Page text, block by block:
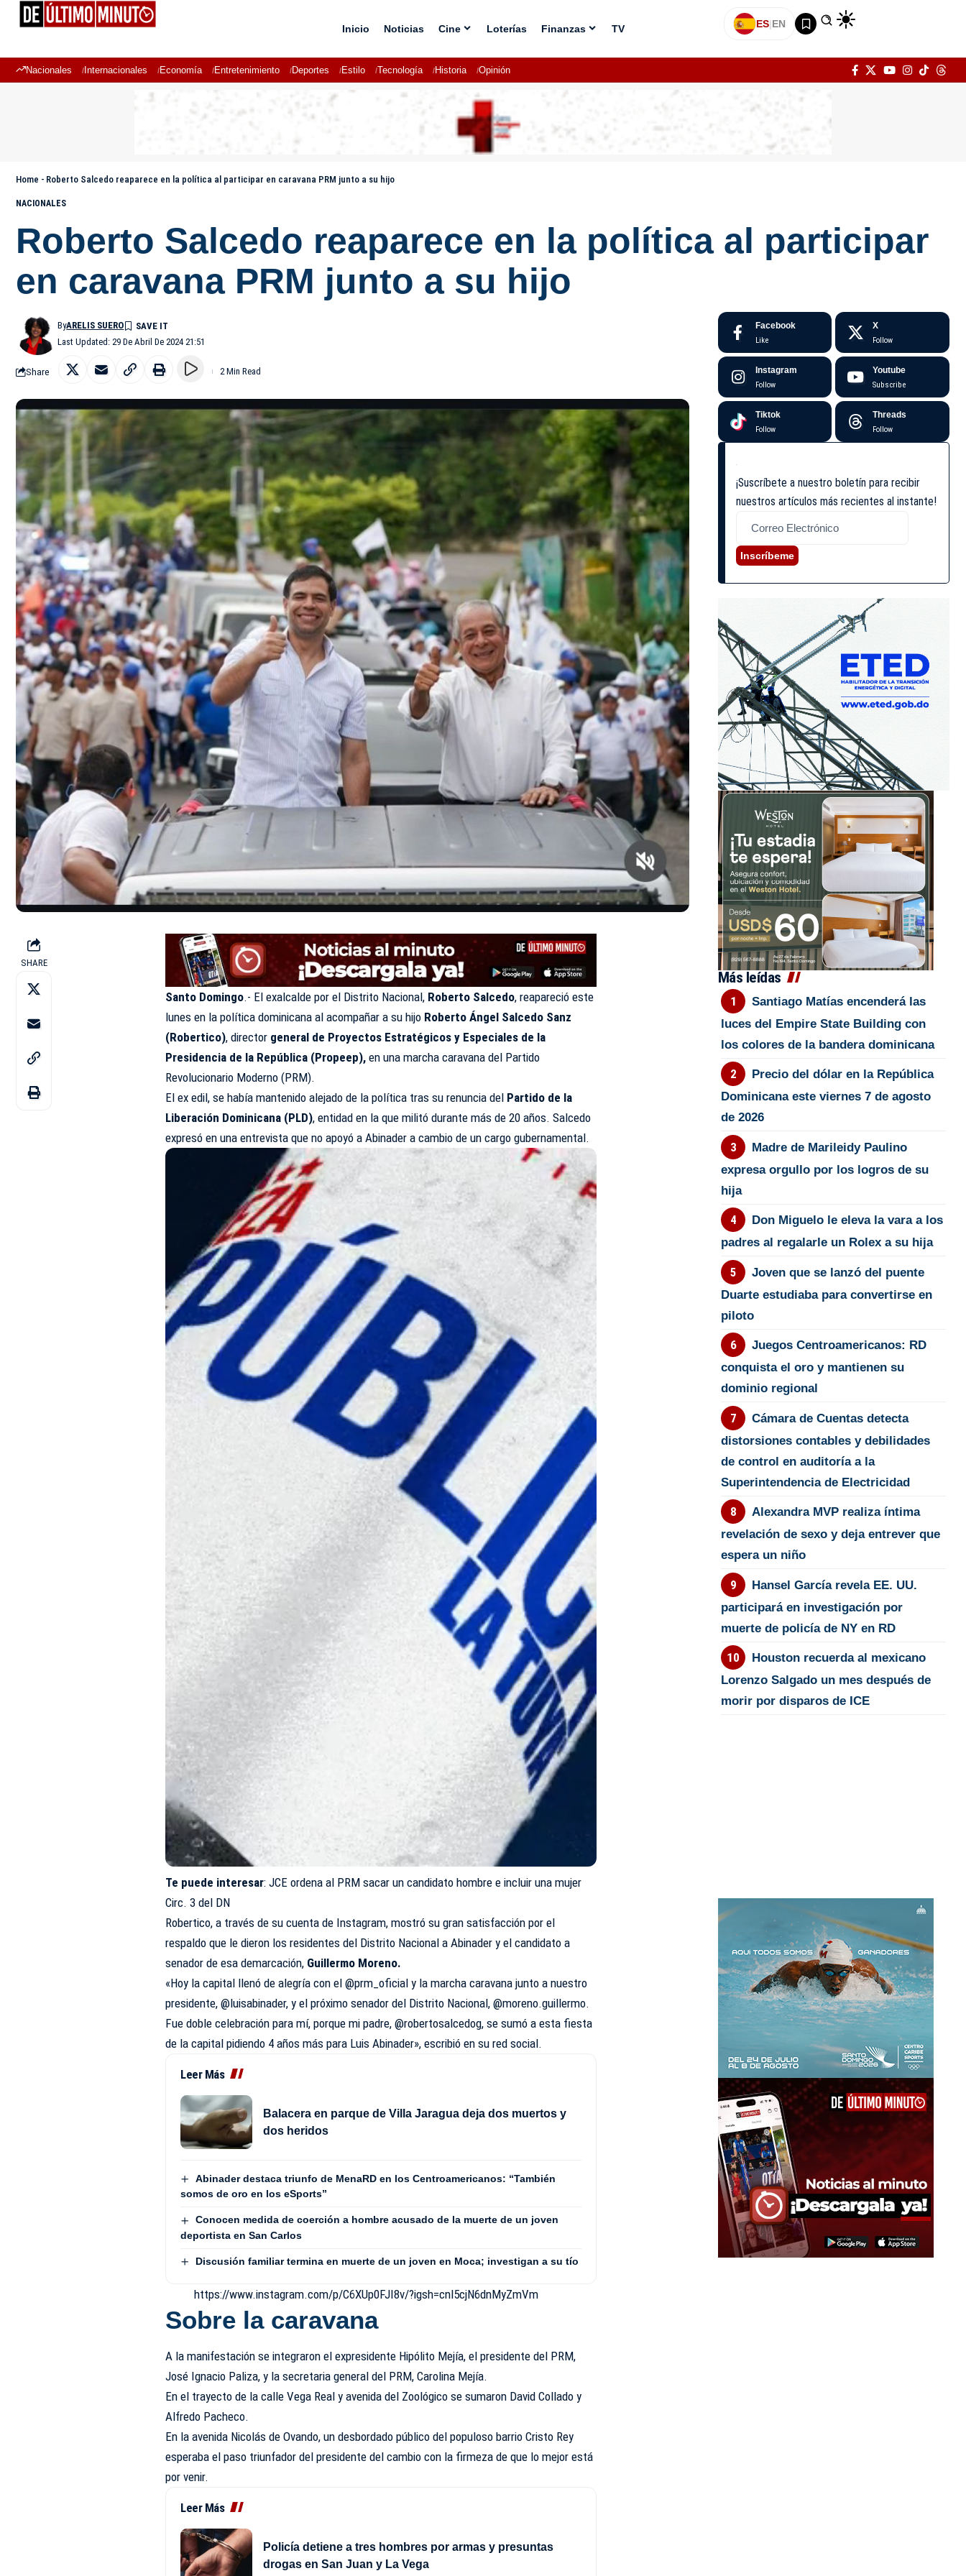
Inicio Noticias Cine Loterías Finanzas TV ES|EN
Nacionales Internacionales Economía Entretenimiento Deportes Estilo Tecnología Historia Opinión
Home - Roberto Salcedo reaparece en la política al participar en caravana PRM junto a su hijo
NACIONALES
Roberto Salcedo reaparece en la política al participar
en caravana PRM junto a su hijo
Last Updated: 29 De Abril De 2024 21:51
ByARELIS SUERO
Share 2 Min Read
SHARE
Santo Domingo.- El exalcalde por el Distrito Nacional, Roberto Salcedo, reapareció este
lunes en la política dominicana al acompañar a su hijo Roberto Ángel Salcedo Sanz
(Robertico), director general de Proyectos Estratégicos y Especiales de la
Presidencia de la República (Propeep), en una marcha caravana del Partido
Revolucionario Moderno (PRM).
El ex edil, se había mantenido alejado de la política tras su renuncia del Partido de la
Liberación Dominicana (PLD), entidad en la que militó durante más de 20 años. Salcedo
expresó en una entrevista que no apoyó a Abinader a cambio de un cargo gubernamental.
Te puede interesar:JCE ordena al PRM sacar un candidato hombre e incluir una mujer
Circ. 3 del DN
Robertico, a través de su cuenta de Instagram, mostró su gran satisfacción por el
respaldo que le dieron los residentes del Distrito Nacional a Abinader y el candidato a
senador de esa demarcación, Guillermo Moreno.
«Hoy la capital llenó de alegría con el@prm_oficial y la marcha caravana junto a nuestro
presidente,@luisabinader, y el próximo senador del Distrito Nacional,@moreno.guillermo.
Fue doble celebración para mí, porque mi padre,@robertosalcedog, se sumó a esta fiesta
de la capital pidiendo 4 años más para Luis Abinader», escribió en su red social.
Leer Más
Balacera en parque de Villa Jaragua deja dos muertos y
dos heridos
Abinader destaca triunfo de MenaRD en los Centroamericanos: “También
somos de oro en los eSports”
Conocen medida de coerción a hombre acusado de la muerte de un joven
deportista en San Carlos
Discusión familiar termina en muerte de un joven en Moca; investigan a su tío
https://www.instagram.com/p/C6XUp0FJI8v/?igsh=cnl5cjN6dnMyZmVm
Sobre la caravana
A la manifestación se integraron el expresidente Hipólito Mejía, el presidente del PRM,
José Ignacio Paliza, y la secretaria general del PRM, Carolina Mejía.
En el trayecto de la calle Vega Real y avenida del Zoológico se sumaron David Collado y
Alfredo Pacheco.
En la avenida Nicolás de Ovando, un desbordado público del populoso barrio Cristo Rey
esperaba el paso triunfador del presidente del cambio con la firmeza de que lo mejor está
por venir.
Leer Más
Policía detiene a tres hombres por armas y presuntas
drogas en San Juan y La Vega
Facebook
Like
X
Follow
Instagram
Follow
Youtube
Subscribe
Tiktok
Follow
Threads
Follow
¡Suscríbete a nuestro boletín para recibir
nuestros artículos más recientes al instante!
Inscríbeme
Más leídas
Santiago Matías encenderá las
luces del Empire State Building con
los colores de la bandera dominicana
Precio del dólar en la República
Dominicana este viernes 7 de agosto
de 2026
Madre de Marileidy Paulino
expresa orgullo por los logros de su
hija
Don Miguelo le eleva la vara a los
padres al regalarle un Rolex a su hija
Joven que se lanzó del puente
Duarte estudiaba para convertirse en
piloto
Juegos Centroamericanos: RD
conquista el oro y mantienen su
dominio regional
Cámara de Cuentas detecta
distorsiones contables y debilidades
de control en auditoría a la
Superintendencia de Electricidad
Alexandra MVP realiza íntima
revelación de sexo y deja entrever que
espera un niño
Hansel García revela EE. UU.
participará en investigación por
muerte de policía de NY en RD
Houston recuerda al mexicano
Lorenzo Salgado un mes después de
morir por disparos de ICE